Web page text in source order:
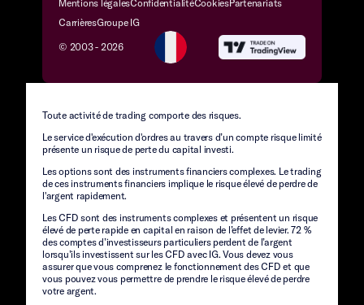
Mentions légalesConfidentialitéCookiesPartenariats
CarrièresGroupe IG
© 2003 - 2026
Toute activité de trading comporte des risques.
Le service d'exécution d'ordres au travers d’un compte risque limité
présente un risque de perte du capital investi.
Les options sont des instruments financiers complexes. Le trading
de ces instruments financiers implique le risque élevé de perdre de
l'argent rapidement.
Les CFD sont des instruments complexes et présentent un risque
élevé de perte rapide en capital en raison de l’effet de levier. 72 %
des comptes d’investisseurs particuliers perdent de l’argent
lorsqu’ils investissent sur les CFD avec IG. Vous devez vous
assurer que vous comprenez le fonctionnement des CFD et que
vous pouvez vous permettre de prendre le risque élevé de perdre
votre argent.